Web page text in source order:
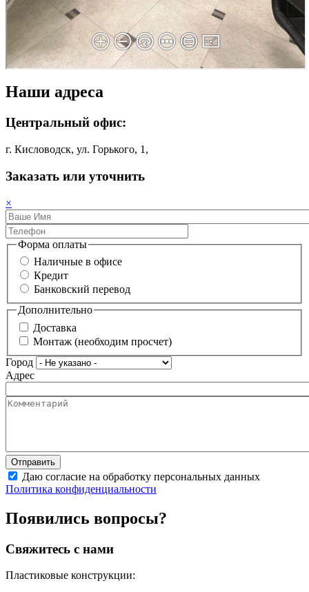
Наши адреса
Центральный офис:
г. Кисловодск, ул. Горького, 1,
Заказать или уточнить
×
Форма оплаты
Наличные в офисе
Кредит
Банковский перевод
Дополнительно
Доставка
Монтаж (необходим просчет)
Город
Адрес
Даю согласие на обработку персональных данных
Политика конфиденциальности
Появились вопросы?
Свяжитесь с нами
Пластиковые конструкции: